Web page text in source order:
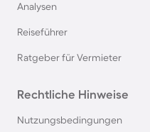
Hütten im Salzburger
Hütten in Polen
Analysen
Reiseführer
Ratgeber für Vermieter
Rechtliche Hinweise
Nutzungsbedingungen